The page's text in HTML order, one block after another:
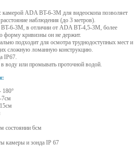
камерой ADA BT-6-3M для видеоскопа позволяет
наблюдения (до 3 метров).
6-3M, в отличии от ADA BT-4,5-3M, более
форму кривизны он не держит.
подходит для осмотра труднодоступных мест и
сложную ломанную конструкцию.
IP67.
воду или промывать проточной водой.
180°
7см
состоянии 6см
камеры и зонда IP 67